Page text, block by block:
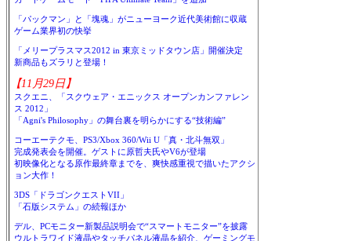
「パックマン」と「塊魂」がニューヨーク近代美術館に収蔵
ゲーム業界初の快挙
「メリープラスマス2012 in 東京ミッドタウン店」開催決定
新商品もズラリと登場！
【11月29日】
スクエニ、「スクウェア・エニックス オープンカンファレン
ス 2012」
「Agni's Philosophy」の舞台裏を明らかにする“技術編”
コーエーテクモ、PS3/Xbox 360/Wii U「真・北斗無双」
完成発表会を開催。ゲストに原哲夫氏やV6が登場
初映像化となる原作最終章までを、爽快感重視で描いたアクシ
ョン大作！
3DS「ドラゴンクエストVII」
「石版システム」の続報ほか
デル、PCモニター新製品説明会で“スマートモニター”を披露
ウルトラワイド液晶やタッチパネル液晶を紹介、ゲーミングモ